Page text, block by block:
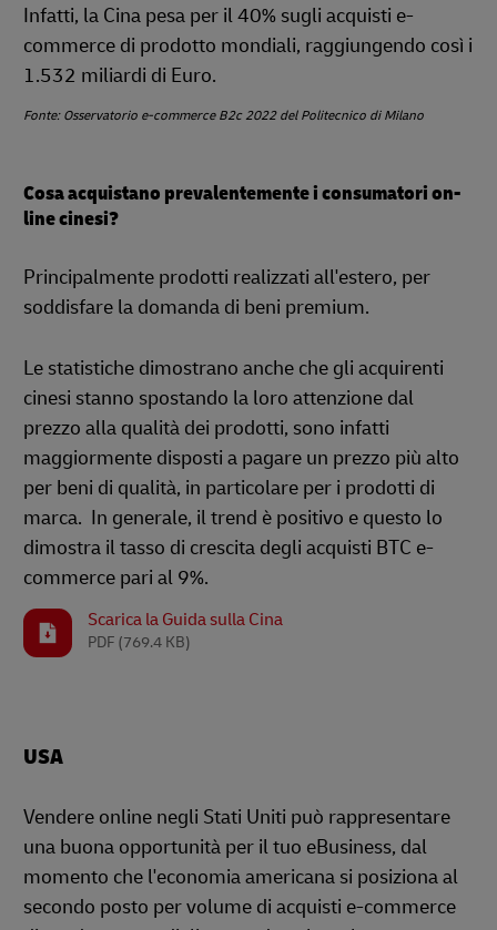
Infatti, la Cina pesa per il 40% sugli acquisti e-
commerce di prodotto mondiali, raggiungendo così i
1.532 miliardi di Euro.
Fonte: Osservatorio e-commerce B2c 2022 del Politecnico di Milano
Cosa acquistano prevalentemente i consumatori on-
line cinesi?
Principalmente prodotti realizzati all'estero, per
soddisfare la domanda di beni premium.
Le statistiche dimostrano anche che gli acquirenti
cinesi stanno spostando la loro attenzione dal
prezzo alla qualità dei prodotti, sono infatti
maggiormente disposti a pagare un prezzo più alto
per beni di qualità, in particolare per i prodotti di
marca. In generale, il trend è positivo e questo lo
dimostra il tasso di crescita degli acquisti BTC e-
commerce pari al 9%.
Scarica la Guida sulla Cina
PDF (769.4 KB)
USA
Vendere online negli Stati Uniti può rappresentare
una buona opportunità per il tuo eBusiness, dal
momento che l'economia americana si posiziona al
secondo posto per volume di acquisti e-commerce